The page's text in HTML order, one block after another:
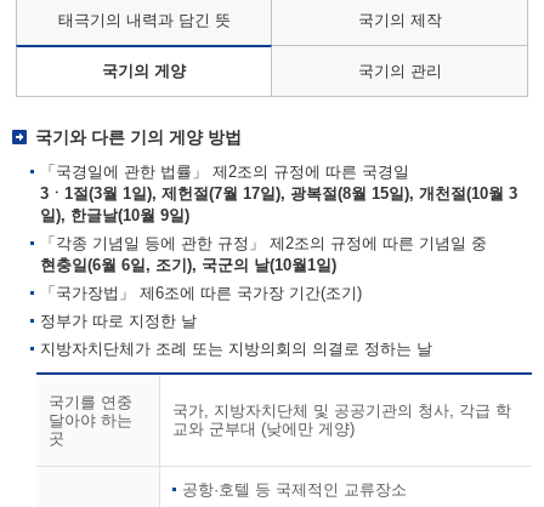
태극기의 내력과 담긴 뜻 국기의 제작
국기의 게양 국기의 관리
국기와 다른 기의 게양 방법
「국경일에 관한 법률」 제2조의 규정에 따른 국경일
3ㆍ1절(3월 1일), 제헌절(7월 17일), 광복절(8월 15일), 개천절(10월 3
일), 한글날(10월 9일)
「각종 기념일 등에 관한 규정」 제2조의 규정에 따른 기념일 중
현충일(6월 6일, 조기), 국군의 날(10월1일)
「국가장법」 제6조에 따른 국가장 기간(조기)
정부가 따로 지정한 날
지방자치단체가 조례 또는 지방의회의 의결로 정하는 날
국기를 연중
달아야 하는
곳
국가, 지방자치단체 및 공공기관의 청사, 각급 학
교와 군부대 (낮에만 게양)
공항·호텔 등 국제적인 교류장소